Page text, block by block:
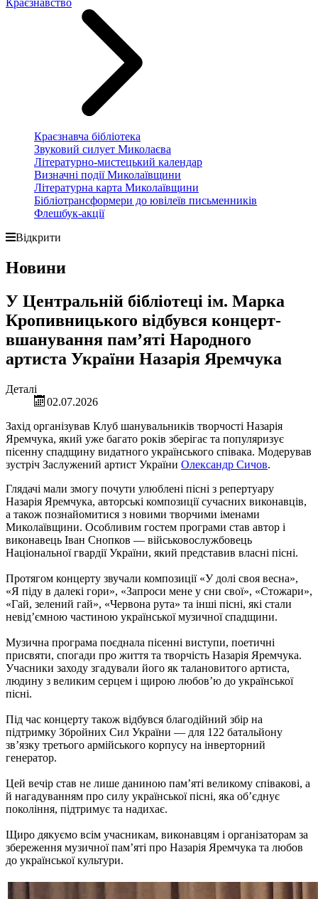
Краєзнавство
Краєзнавча бібліотека
Звуковий силует Миколаєва
Літературно-мистецький календар
Визначні події Миколаївщини
Літературна карта Миколаївщини
Бібліотрансформери до ювілеїв письменників
Флешбук-акції
Відкрити
Новини
У Центральній бібліотеці ім. Марка
Кропивницького відбувся концерт-
вшанування пам’яті Народного
артиста України Назарія Яремчука
Деталі
02.07.2026
Захід організував Клуб шанувальників творчості Назарія
Яремчука, який уже багато років зберігає та популяризує
пісенну спадщину видатного українського співака. Модерував
зустріч Заслужений артист України Олександр Сичов.
Глядачі мали змогу почути улюблені пісні з репертуару
Назарія Яремчука, авторські композиції сучасних виконавців,
а також познайомитися з новими творчими іменами
Миколаївщини. Особливим гостем програми став автор і
виконавець Іван Снопков — військовослужбовець
Національної гвардії України, який представив власні пісні.
Протягом концерту звучали композиції «У долі своя весна»,
«Я піду в далекі гори», «Запроси мене у сни свої», «Стожари»,
«Гай, зелений гай», «Червона рута» та інші пісні, які стали
невід’ємною частиною української музичної спадщини.
Музична програма поєднала пісенні виступи, поетичні
присвяти, спогади про життя та творчість Назарія Яремчука.
Учасники заходу згадували його як талановитого артиста,
людину з великим серцем і щирою любов’ю до української
пісні.
Під час концерту також відбувся благодійний збір на
підтримку Збройних Сил України — для 122 батальйону
зв’язку третього армійського корпусу на інверторний
генератор.
Цей вечір став не лише даниною пам’яті великому співакові, а
й нагадуванням про силу української пісні, яка об’єднує
покоління, підтримує та надихає.
Щиро дякуємо всім учасникам, виконавцям і організаторам за
збереження музичної пам’яті про Назарія Яремчука та любов
до української культури.